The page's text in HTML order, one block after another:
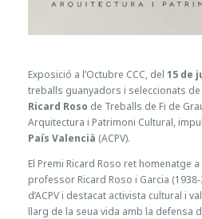
Exposició a l’Octubre CCC, del 15 de
treballs guanyadors i seleccionats de
Ricard Roso de Treballs de Fi de
Arquitectura i Patrimoni Cultural,
País Valencià (ACPV).
El Premi Ricard Roso ret homenatge
professor Ricard Roso i Garcia
d’ACPV i destacat activista cultural i
llarg de la seua vida amb la defensa